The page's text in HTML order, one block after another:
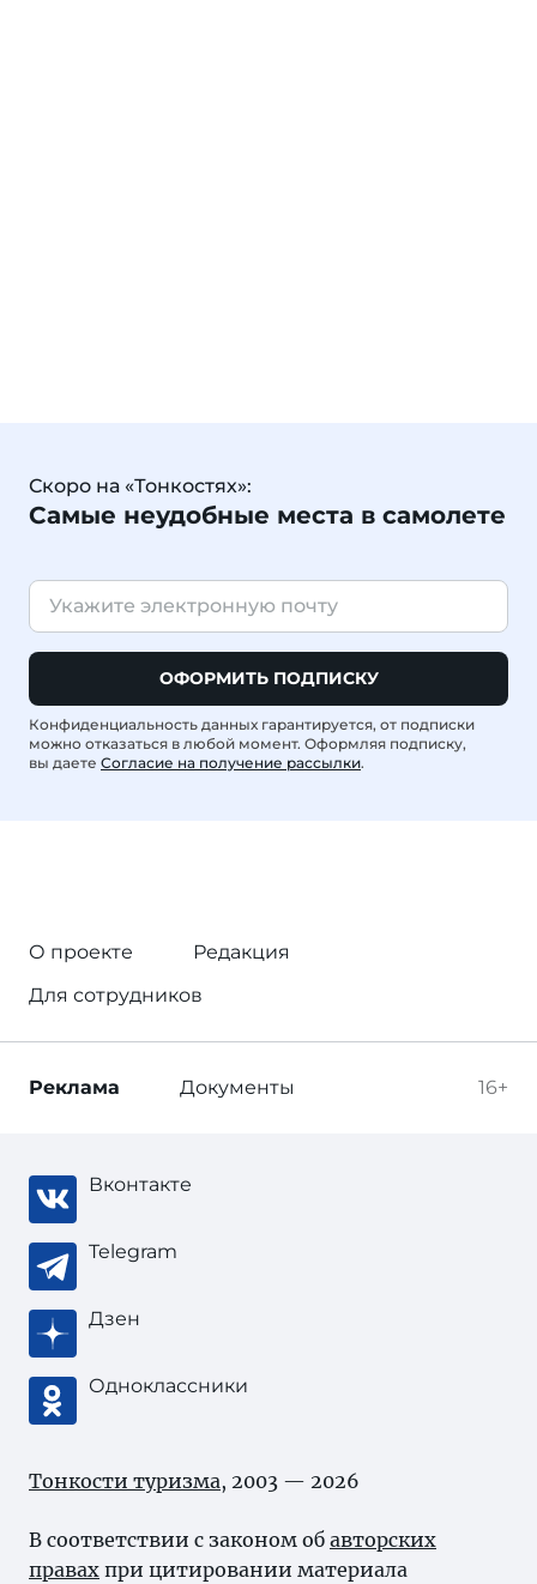
Скоро на «Тонкостях»:
Самые неудобные места в самолете
ОФОРМИТЬ ПОДПИСКУ
Конфиденциальность данных гарантируется, от подписки
можно отказаться в любой момент. Оформляя подписку,
вы даете Согласие на получение рассылки.
О проекте
Редакция
Для сотрудников
16+
Реклама Документы
Вконтакте
Telegram
Дзен
Одноклассники
Тонкости туризма, 2003 — 2026
В соответствии с законом об авторских
правах при цитировании материала